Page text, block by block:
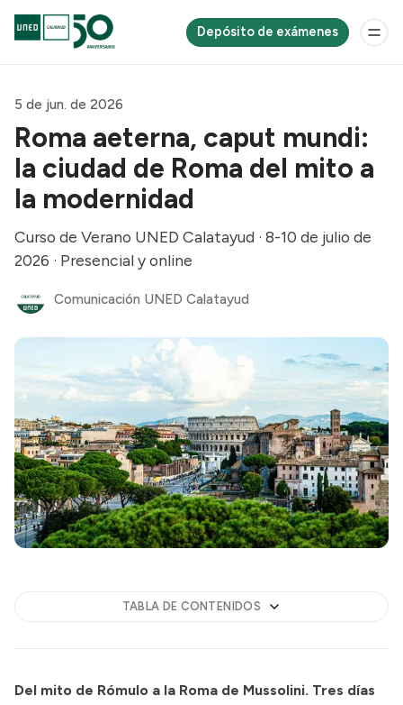
Depósito de exámenes
5 de jun. de 2026
Roma aeterna, caput mundi:
la ciudad de Roma del mito a
la modernidad
Curso de Verano UNED Calatayud · 8-10 de julio de
2026 · Presencial y online
Comunicación UNED Calatayud
TABLA DE CONTENIDOS
Del mito de Rómulo a la Roma de Mussolini. Tres días